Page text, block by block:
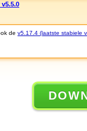
v5.5.0
de v5.17.4 (laatste stabiele